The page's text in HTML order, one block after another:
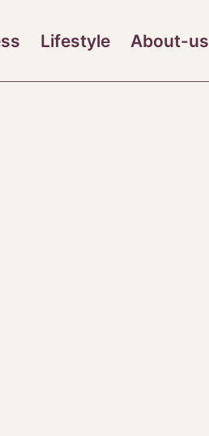
Lifestyle About-us